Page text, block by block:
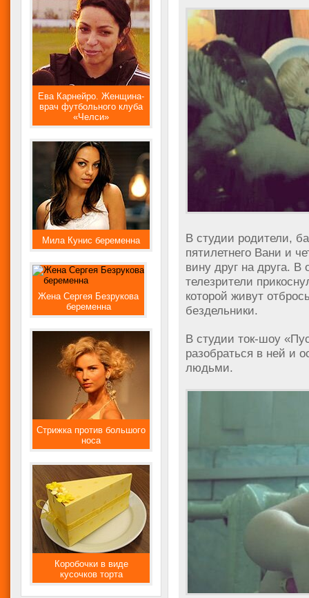
В студии родители,
пятилетнего Вани и
вину друг на друга. В
телезрители
которой живут
бездельники.
В студии ток-шоу
разобраться в ней и
людьми.
Ева Карнейро. Женщина-
врач футбольного клуба
«Челси»
Мила Кунис беременна
Жена Сергея Безрукова
беременна
Стрижка против большого
носа
Коробочки в виде
кусочков торта